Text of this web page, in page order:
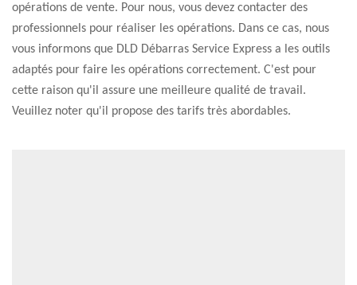
opérations de vente. Pour nous, vous devez contacter des
professionnels pour réaliser les opérations. Dans ce cas, nous
vous informons que DLD Débarras Service Express a les outils
adaptés pour faire les opérations correctement. C'est pour
cette raison qu'il assure une meilleure qualité de travail.
Veuillez noter qu'il propose des tarifs très abordables.